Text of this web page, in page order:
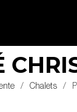
Chalets